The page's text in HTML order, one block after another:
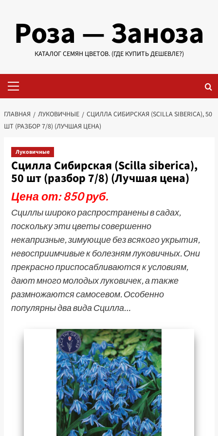
содержимому
Роза — Заноза
КАТАЛОГ СЕМЯН ЦВЕТОВ. (ГДЕ КУПИТЬ ДЕШЕВЛЕ?)
меню
ГЛАВНАЯ ЛУКОВИЧНЫЕ
СЦИЛЛА СИБИРСКАЯ (SCILLA SIBERICA), 50
ШТ (РАЗБОР 7/8) (ЛУЧШАЯ ЦЕНА)
Луковичные
Сцилла Сибирская (Scilla siberica),
50 шт (разбор 7/8) (Лучшая цена)
Цена от: 850 руб.
Сциллы широко распространены в садах,
поскольку эти цветы совершенно
некапризные, зимующие без всякого укрытия,
невосприимчивые к болезням луковичных. Они
прекрасно приспосабливаются к условиям,
дают много молодых луковичек, а также
размножаются самосевом. Особенно
популярны два вида Сцилла…